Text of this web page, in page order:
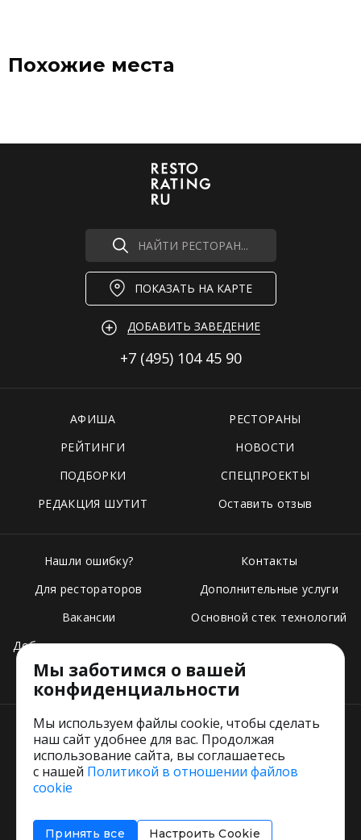
Похожие места
НАЙТИ РЕСТОРАН...
ПОКАЗАТЬ НА КАРТЕ
ДОБАВИТЬ ЗАВЕДЕНИЕ
+7 (495) 104 45 90
АФИША
РЕСТОРАНЫ
РЕЙТИНГИ
НОВОСТИ
ПОДБОРКИ
СПЕЦПРОЕКТЫ
РЕДАКЦИЯ ШУТИТ
Оставить отзыв
Нашли ошибку?
Для рестораторов
Вакансии
Добавить свое заведение
Тарифы
Контакты
Дополнительные услуги
Основной стек технологий
Пользовательское соглашение
Мы заботимся о вашей
конфиденциальности
Мы используем файлы cookie, чтобы сделать
наш сайт удобнее для вас. Продолжая
использование сайта, вы соглашаетесь
с нашей Политикой в отношении файлов
cookie
Принять все Настроить Cookie